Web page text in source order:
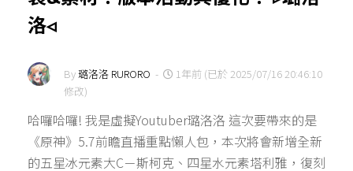
洛◃
By璐洛洛 RURORO -
1年前 (已於 2025/07/16 20:46:10
修改)
哈囉哈囉! 我是虛擬Youtuber璐洛洛 這次要帶來的是
《原神》5.7前瞻直播重點懶人包，本次將會新增全新
的五星冰元素大C－斯柯克、四星水元素塔利雅，復刻